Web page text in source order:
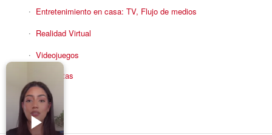
Entretenimiento en casa: TV, Flujo de medios
Realidad Virtual
Videojuegos
Reciba Ofertas